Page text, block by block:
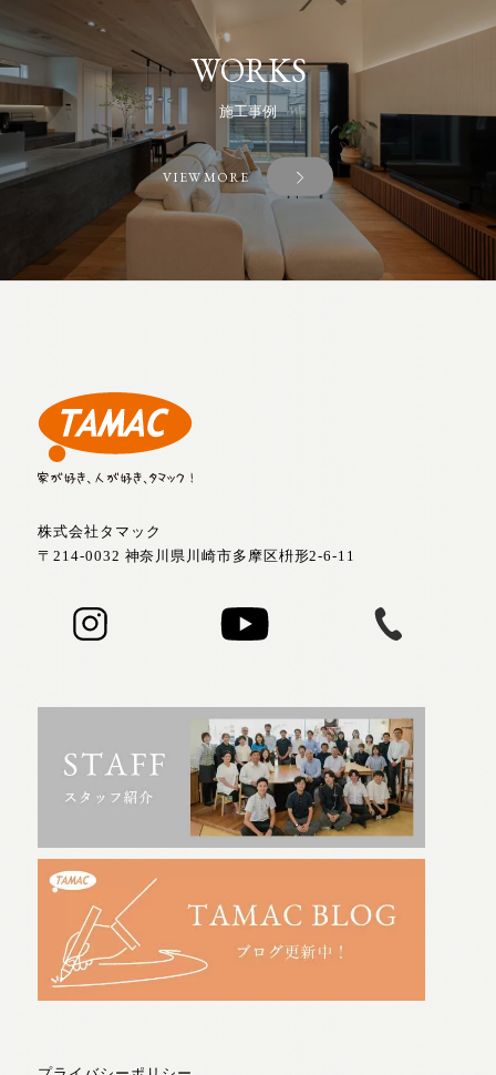
WORKS
施工事例
VIEW MORE
株式会社タマック
〒214-0032 神奈川県川崎市多摩区枡形2-6-11